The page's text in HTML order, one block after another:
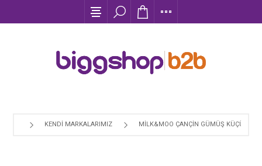
KENDI MARKALARIMIZ MILK&MOO ÇANÇIN GÜMÜŞ KÜÇÜK